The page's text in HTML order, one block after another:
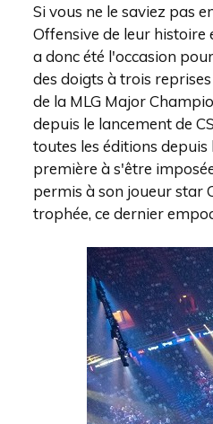
Si vous ne le saviez pas
Offensive de leur histoire
a donc été l'occasion
des doigts à trois
de la MLG Major
depuis le lancement de
toutes les éditions depuis
première à s'être
permis à son joueur star
trophée, ce dernier